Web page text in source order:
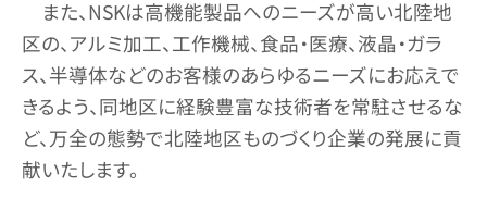
また、NSKは高機能製品へのニーズが高い北陸地
区の、アルミ加工、工作機械、食品・医療、液晶・ガラ
ス、半導体などのお客様のあらゆるニーズにお応えで
きるよう、同地区に経験豊富な技術者を常駐させるな
ど、万全の態勢で北陸地区ものづくり企業の発展に貢
献いたします。